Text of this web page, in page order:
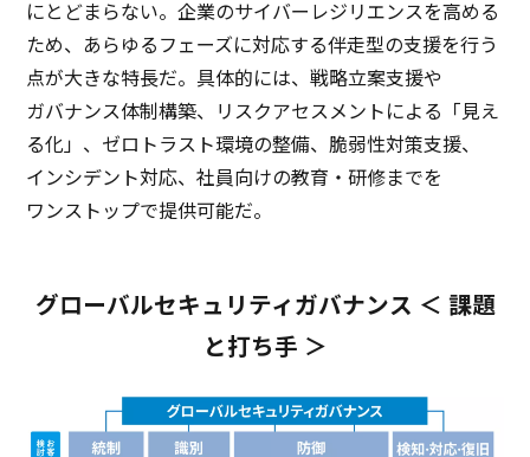
にとどまらない。企業のサイバーレジリエンスを高める
ため、あらゆる フェーズに対応する伴走型の支援を行う
点が大きな特長だ。 具体的には、戦略立案支援や
ガバナンス体制構築、 リスクアセスメント による「見え
る化」、 ゼロトラスト環境の整備、脆弱性対策支援、
インシデント対応、社員向けの教育 ・研修までを
ワンストップで提供可能だ。
グローバルセキュリティガバナンス ＜ 課題
と打ち手 ＞